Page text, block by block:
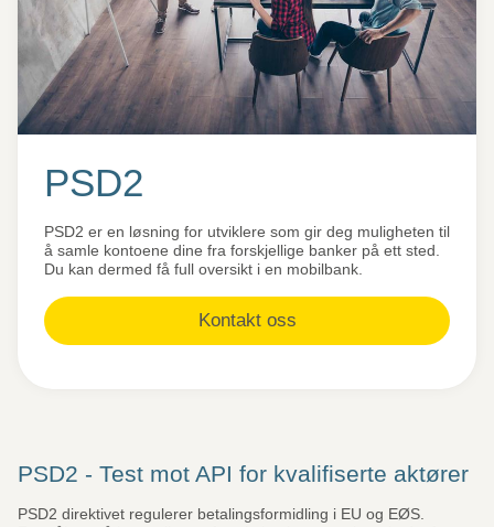
PSD2
PSD2 er en løsning for utviklere som gir deg muligheten til
å samle kontoene dine fra forskjellige banker på ett sted.
Du kan dermed få full oversikt i en mobilbank.
Kontakt oss
PSD2 - Test mot API for kvalifiserte aktører
PSD2 direktivet regulerer betalingsformidling i EU og EØS.